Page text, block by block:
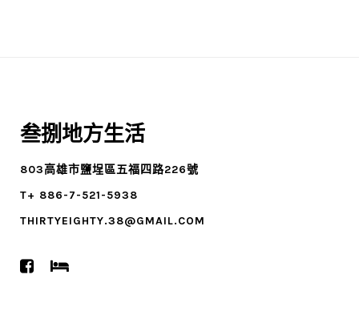
叁捌地方生活
803高雄市鹽埕區五福四路226號
T+ 886-7-521-5938
THIRTYEIGHTY.38@GMAIL.COM